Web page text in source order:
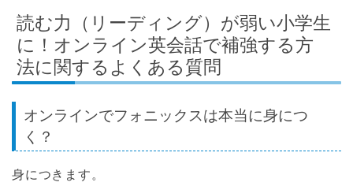
読む力（リーディング）が弱い小学生
に！オンライン英会話で補強する方
法に関するよくある質問
オンラインでフォニックスは本当に身につ
く？
身につきます。